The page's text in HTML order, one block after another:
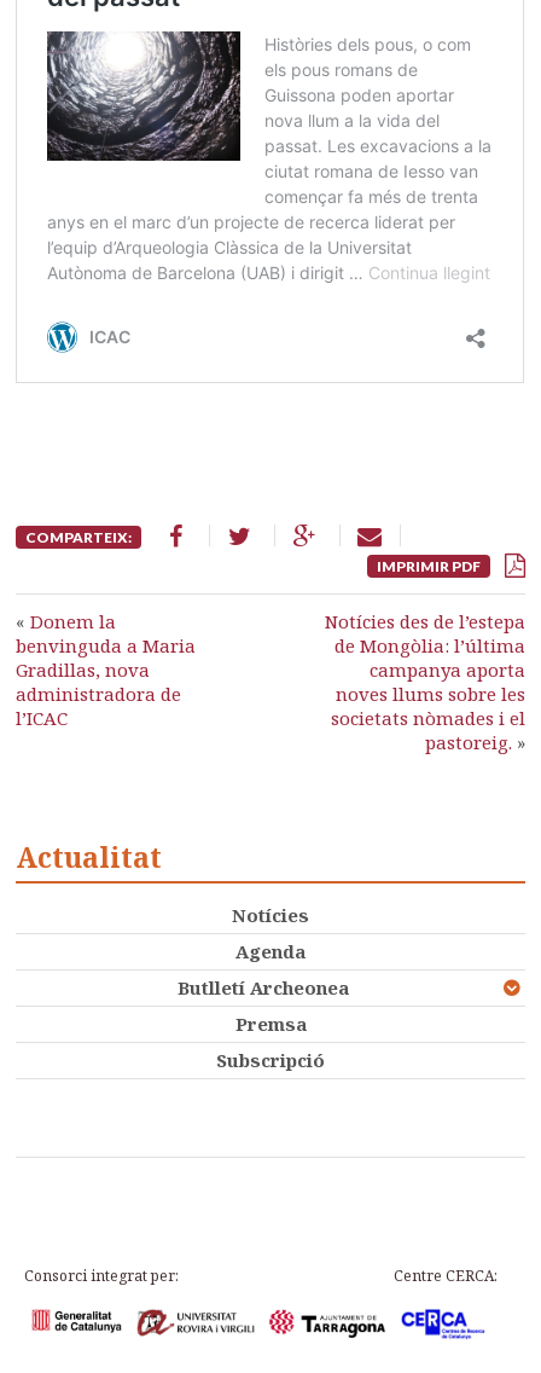
COMPARTEIX:
IMPRIMIR PDF
«Donem la
benvinguda a Maria
Gradillas, nova
administradora de
l’ICAC
Notícies des de l’estepa
de Mongòlia: l’última
campanya aporta
noves llums sobre les
societats nòmades i el
pastoreig. »
Actualitat
Notícies
Agenda
Butlletí Archeonea
Premsa
Subscripció
Consorci integrat per: Centre CERCA: